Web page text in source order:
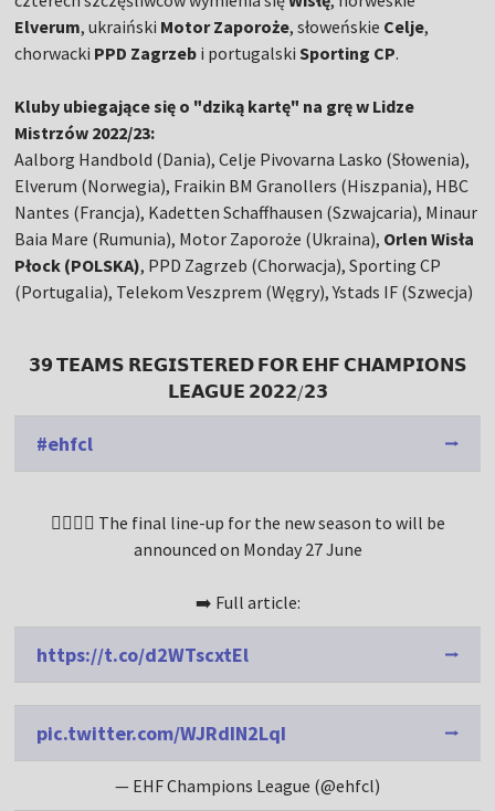
Elverum, ukraiński Motor Zaporoże, słoweńskie Celje,
chorwacki PPD Zagrzeb i portugalskiSporting CP.
Kluby ubiegające się o "dziką kartę" na grę w Lidze
Mistrzów 2022/23:
Aalborg Handbold (Dania), Celje Pivovarna Lasko (Słowenia),
Elverum (Norwegia), Fraikin BM Granollers (Hiszpania), HBC
Nantes (Francja), Kadetten Schaffhausen (Szwajcaria), Minaur
Baia Mare (Rumunia), Motor Zaporoże (Ukraina), Orlen Wisła
Płock (POLSKA), PPD Zagrzeb (Chorwacja), Sporting CP
(Portugalia), Telekom Veszprem (Węgry), Ystads IF (Szwecja)
𝟯𝟵 𝗧𝗘𝗔𝗠𝗦 𝗥𝗘𝗚𝗜𝗦𝗧𝗘𝗥𝗘𝗗 𝗙𝗢𝗥 𝗘𝗛𝗙 𝗖𝗛𝗔𝗠𝗣𝗜𝗢𝗡𝗦
𝗟𝗘𝗔𝗚𝗨𝗘 𝟮𝟬𝟮𝟮/𝟮𝟯
#ehfcl
🤾‍♂️🤾‍♀️ The final line-up for the new season to will be
announced on Monday 27 June
➡️ Full article:
https://t.co/d2WTscxtEl
pic.twitter.com/WJRdIN2LqI
— EHF Champions League (@ehfcl)